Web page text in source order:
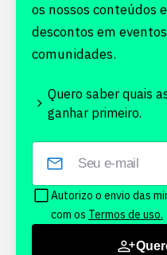
os nossos conteúdos
descontos em
comunidades.
Quero saber quais
ganhar primeiro.
Autorizo o envio das
com os Termos de uso.